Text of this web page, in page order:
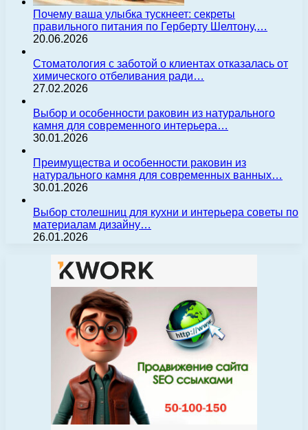
Почему ваша улыбка тускнеет: секреты
правильного питания по Герберту Шелтону,…
20.06.2026
Стоматология с заботой о клиентах отказалась от
химического отбеливания ради…
27.02.2026
Выбор и особенности раковин из натурального
камня для современного интерьера…
30.01.2026
Преимущества и особенности раковин из
натурального камня для современных ванных…
30.01.2026
Выбор столешниц для кухни и интерьера советы по
материалам дизайну…
26.01.2026